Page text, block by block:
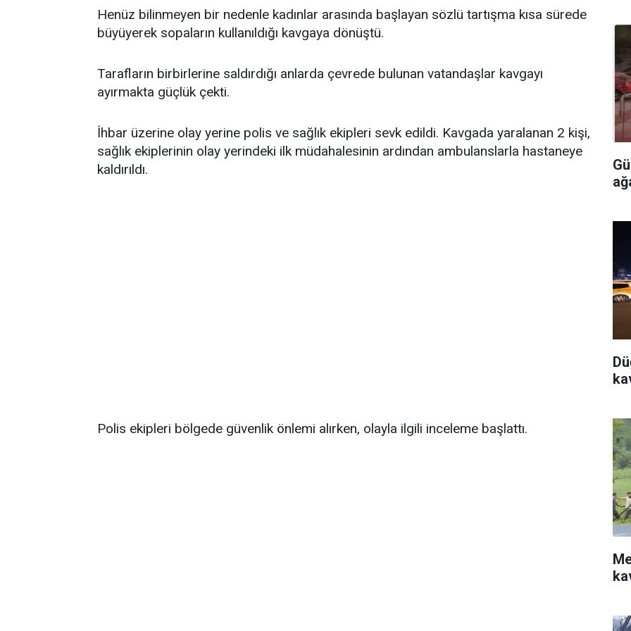
Henüz bilinmeyen bir nedenle kadınlar arasında başlayan sözlü tartışma kısa sürede
büyüyerek sopaların kullanıldığı kavgaya dönüştü.
Tarafların birbirlerine saldırdığı anlarda çevrede bulunan vatandaşlar kavgayı
ayırmakta güçlük çekti.
İhbar üzerine olay yerine polis ve sağlık ekipleri sevk edildi. Kavgada yaralanan 2 kişi,
sağlık ekiplerinin olay yerindeki ilk müdahalesinin ardından ambulanslarla hastaneye
kaldırıldı.
Polis ekipleri bölgede güvenlik önlemi alırken, olayla ilgili inceleme başlattı.